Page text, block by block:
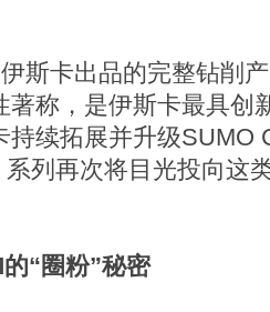
斯卡出品的完整钻削
著称，是伊斯卡最具创
持续拓展并升级SUMO
列再次将目光投向这
“圈粉”秘密